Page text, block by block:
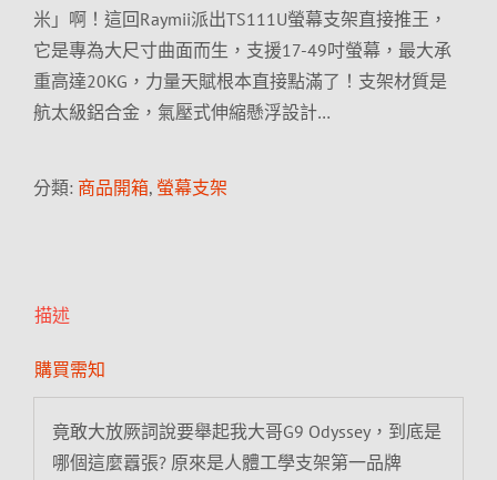
米」啊！這回Raymii派出TS111U螢幕支架直接推王，
它是專為大尺寸曲面而生，支援17-49吋螢幕，最大承
重高達20KG，力量天賦根本直接點滿了！支架材質是
航太級鋁合金，氣壓式伸縮懸浮設計…
分類: 商品開箱, 螢幕支架
描述
購買需知
竟敢大放厥詞說要舉起我大哥G9 Odyssey，到底是
哪個這麼囂張? 原來是人體工學支架第一品牌